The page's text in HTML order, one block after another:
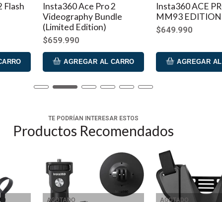
Insta360 Ace Pro 2
Videography Bundle
(Limited Edition)
$659.990
AGREGAR AL CARRO
Insta360 ACE PRO 2
MM93 EDITION KIT
$649.990
AGREGAR AL CARRO
TE PODRÍAN INTERESAR ESTOS
Productos Recomendados
AGOTADO AGOTADO